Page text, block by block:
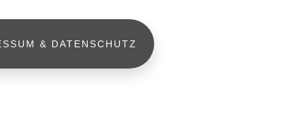
& DATENSCHUTZ